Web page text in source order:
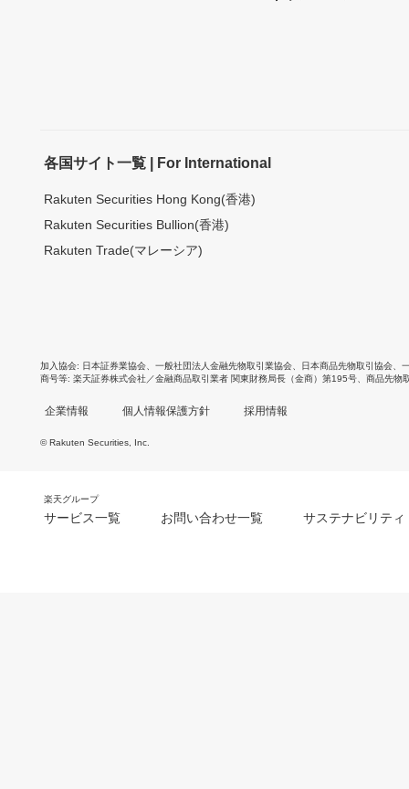
各国サイト一覧 | For International
Rakuten Securities Hong Kong(香港)
Rakuten Securities Bullion(香港)
Rakuten Trade(マレーシア)
加入協会 日本証券業協会 一般社団法人金融先物取引業協会 日本商品先物取引協会
商号等 楽天証券株式会社／金融商品取引業者 関東財務局長（金商）第195号、商品先物
企業情報 個人情報保護方針 採用情報
© Rakuten Securities, Inc.
楽天グループ
サービス一覧 お問い合わせ一覧 サステナビリティ